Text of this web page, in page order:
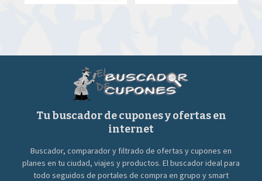
era:
es:
era:
Tu buscador de cupones y ofertas en
internet
Buscador, comparador y filtrado de ofertas y cupones en
planes en tu ciudad, viajes y productos. El buscador ideal para
todo seguidos de portales de compra en grupo y smart